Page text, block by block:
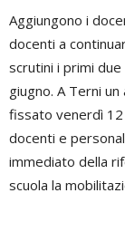
Aggiungono i
docenti a
scrutini i primi due
giugno. A Terni
fissato venerdì 12
docenti e
immediato della
scuola la